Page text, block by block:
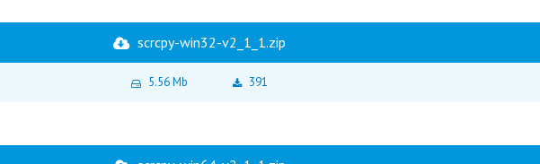
scrcpy-win32-v2_1_1.zip
5.56 Mb 391